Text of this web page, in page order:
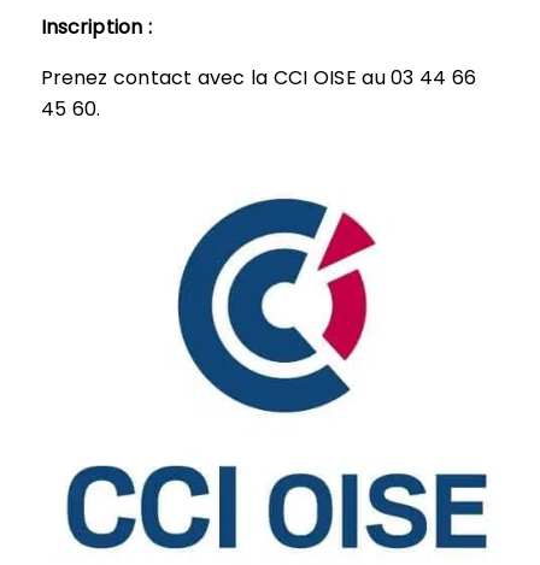
Inscription :
Prenez contact avec la CCI OISE au 03 44 66
45 60.